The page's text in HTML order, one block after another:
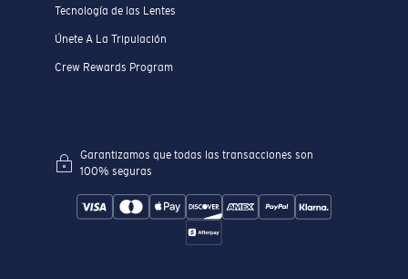
Tecnología de las Lentes
Únete A La Tripulación
Crew Rewards Program
Garantizamos que todas las transacciones son
100% seguras